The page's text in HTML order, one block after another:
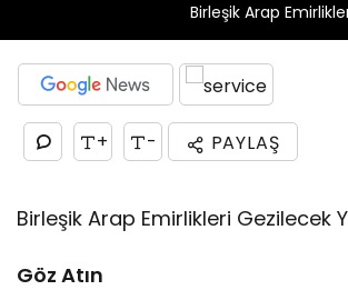
Birleşik Arap
+ - PAYLAŞ
Birleşik Arap Emirlikleri Gezilecek
Göz Atın